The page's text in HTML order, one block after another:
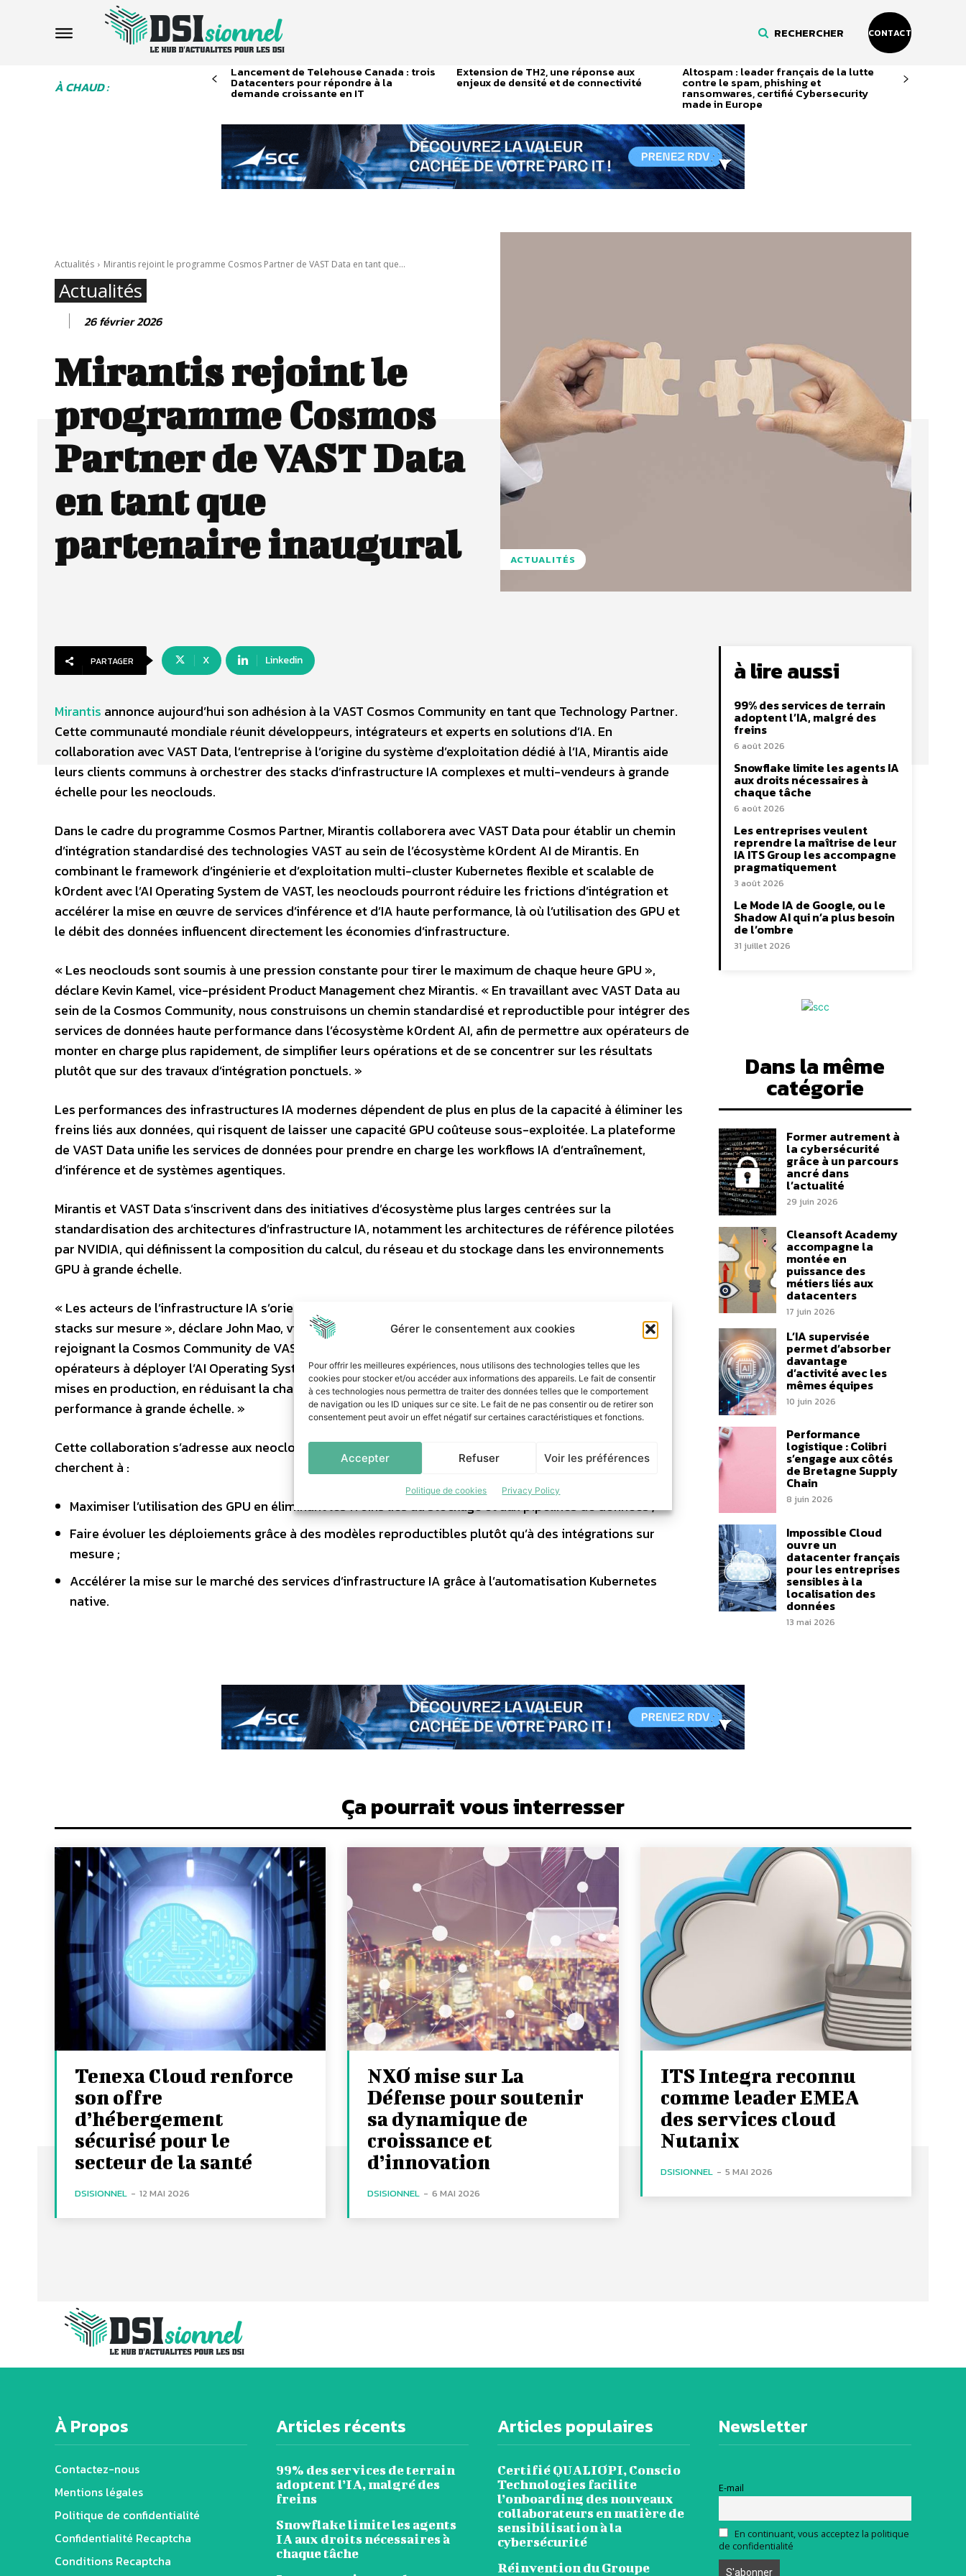
Gérer le consentement aux cookies
Pour offrir les meilleures expériences, nous utilisons des technologies telles que les
cookies pour stocker et/ou accéder aux informations des appareils. Le fait de consentir
à ces technologies nous permettra de traiter des données telles que le comportement
de navigation ou les ID uniques sur ce site. Le fait de ne pas consentir ou de retirer son
consentement peut avoir un effet négatif sur certaines caractéristiques et fonctions.
Accepter Refuser Voir les préférences
Politique de cookies Privacy Policy
RECHERCHER CONTACT
À CHAUD :
Lancement de Telehouse Canada : trois
Datacenters pour répondre à la
demande croissante en IT
Extension de TH2, une réponse aux
enjeux de densité et de connectivité
Altospam : leader français de la lutte
contre le spam, phishing et
ransomwares, certifié Cybersecurity
made in Europe
Actualités Mirantis rejoint le programme Cosmos Partner de VAST Data en tant que...
Actualités
26 février 2026
Mirantis rejoint le
programme Cosmos
Partner de VAST Data
en tant que
partenaire inaugural
ACTUALITÉS
PARTAGER X Linkedin
Mirantis annonce aujourd’hui son adhésion à la VAST Cosmos Community en tant que Technology Partner.
Cette communauté mondiale réunit développeurs, intégrateurs et experts en solutions d’IA. En
collaboration avec VAST Data, l’entreprise à l’origine du système d’exploitation dédié à l’IA, Mirantis aide
leurs clients communs à orchestrer des stacks d’infrastructure IA complexes et multi-vendeurs à grande
échelle pour les neoclouds.
Dans le cadre du programme Cosmos Partner, Mirantis collaborera avec VAST Data pour établir un chemin
d’intégration standardisé des technologies VAST au sein de l’écosystème k0rdent AI de Mirantis. En
combinant le framework d’ingénierie et d’exploitation multi-cluster Kubernetes flexible et scalable de
k0rdent avec l’AI Operating System de VAST, les neoclouds pourront réduire les frictions d’intégration et
accélérer la mise en œuvre de services d’inférence et d’IA haute performance, là où l’utilisation des GPU et
le débit des données influencent directement les économies d’infrastructure.
« Les neoclouds sont soumis à une pression constante pour tirer le maximum de chaque heure GPU »,
déclare Kevin Kamel, vice-président Product Management chez Mirantis. « En travaillant avec VAST Data au
sein de la Cosmos Community, nous construisons un chemin standardisé et reproductible pour intégrer des
services de données haute performance dans l’écosystème k0rdent AI, afin de permettre aux opérateurs de
monter en charge plus rapidement, de simplifier leurs opérations et de se concentrer sur les résultats
plutôt que sur des travaux d’intégration ponctuels. »
Les performances des infrastructures IA modernes dépendent de plus en plus de la capacité à éliminer les
freins liés aux données, qui risquent de laisser une capacité GPU coûteuse sous-exploitée. La plateforme
de VAST Data unifie les services de données pour prendre en charge les workflows IA d’entraînement,
d’inférence et de systèmes agentiques.
Mirantis et VAST Data s’inscrivent dans des initiatives d’écosystème plus larges centrées sur la
standardisation des architectures d’infrastructure IA, notamment les architectures de référence pilotées
par NVIDIA, qui définissent la composition du calcul, du réseau et du stockage dans les environnements
GPU à grande échelle.
« Les acteurs de l’infrastructure IA s’orientent vers des blocs de construction validés plutôt que vers des
stacks sur mesure », déclare John Mao, vice-président Global Technology Alliances chez VAST Data. « En
rejoignant la Cosmos Community de VAST, Mirantis apporte une expertise en orchestration qui aide les
opérateurs à déployer l’AI Operating System de VAST dans de véritables AI factories, en accélérant les
mises en production, en réduisant la charge d’intégration et en ouvrant plus rapidement la voie à la
performance à grande échelle. »
Cette collaboration s’adresse aux neoclouds qui construisent des clouds GPU et des services IA et qui
cherchent à :
Maximiser l’utilisation des GPU en éliminant les freins liés au stockage et aux pipelines de données ;
Faire évoluer les déploiements grâce à des modèles reproductibles plutôt qu’à des intégrations sur
mesure ;
Accélérer la mise sur le marché des services d’infrastructure IA grâce à l’automatisation Kubernetes
native.
à lire aussi
99% des services de terrain
adoptent l’IA, malgré des
freins
6 août 2026
Snowflake limite les agents IA
aux droits nécessaires à
chaque tâche
6 août 2026
Les entreprises veulent
reprendre la maîtrise de leur
IA ITS Group les accompagne
pragmatiquement
3 août 2026
Le Mode IA de Google, ou le
Shadow AI qui n’a plus besoin
de l’ombre
31 juillet 2026
Dans la même
catégorie
Former autrement à
la cybersécurité
grâce à un parcours
ancré dans
l’actualité
29 juin 2026
Cleansoft Academy
accompagne la
montée en
puissance des
métiers liés aux
datacenters
17 juin 2026
L’IA supervisée
permet d’absorber
davantage
d’activité avec les
mêmes équipes
10 juin 2026
Performance
logistique : Colibri
s’engage aux côtés
de Bretagne Supply
Chain
8 juin 2026
Impossible Cloud
ouvre un
datacenter français
pour les entreprises
sensibles à la
localisation des
données
13 mai 2026
Ça pourrait vous interresser
Tenexa Cloud renforce
son offre
d’hébergement
sécurisé pour le
secteur de la santé
DSISIONNEL - 12 MAI 2026
NXO mise sur La
Défense pour soutenir
sa dynamique de
croissance et
d’innovation
DSISIONNEL - 6 MAI 2026
ITS Integra reconnu
comme leader EMEA
des services cloud
Nutanix
DSISIONNEL - 5 MAI 2026
À Propos
Contactez-nous
Mentions légales
Politique de confidentialité
Confidentialité Recaptcha
Conditions Recaptcha
Articles récents
99% des services de terrain
adoptent l’IA, malgré des
freins
Snowflake limite les agents
IA aux droits nécessaires à
chaque tâche
Articles populaires
Certifié QUALIOPI, Conscio
Technologies facilite
l’onboarding des nouveaux
collaborateurs en matière de
sensibilisation à la
cybersécurité
Réinvention du Groupe
Newsletter
E-mail
En continuant, vous acceptez la politique
de confidentialité